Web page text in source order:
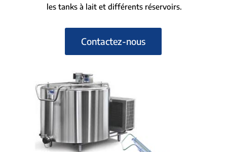
les tanks à lait et différents réservoirs.
Contactez-nous